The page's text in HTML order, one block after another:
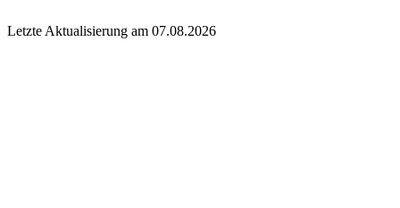
Letzte Aktualisierung am 07.08.2026